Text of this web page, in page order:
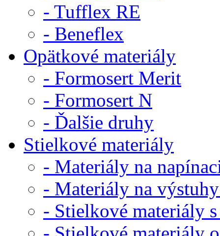
- Tufflex RE
- Beneflex
Opätkové materiály
- Formosert Merit
- Formosert N
- Ďalšie druhy
Stielkové materiály
- Materiály na
- Materiály na
- Stielkové materiály